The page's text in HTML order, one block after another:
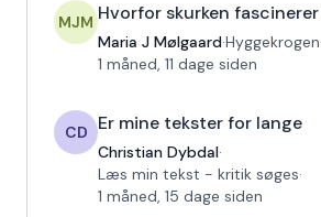
MJM Hvorfor skurken
Maria J Mølgaard·Hyggekrogen
1 måned, 11 dage siden
CD Er mine tekster for lange
Christian Dybdal·
Læs min tekst - kritik søges·
1 måned, 15 dage siden